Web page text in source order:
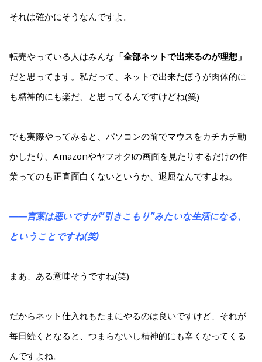
それは確かにそうなんですよ。
転売やっている人はみんな 「全部ネットで出来るのが理想」
だと思ってます。私だって、ネットで出来たほうが肉体的に
も精神的にも楽だ、と思ってるんですけどね(笑)
でも実際やってみると、パソコンの前でマウスをカチカチ動
かしたり、Amazonやヤフオク!の画面を見たりするだけの作
業ってのも正直面白くないというか、退屈なんですよね。
――言葉は悪いですが”引きこもり”みたいな生活になる、
ということですね(笑)
まあ、ある意味そうですね(笑)
だからネット仕入れもたまにやるのは良いですけど、それが
毎日続くとなると、つまらないし精神的にも辛くなってくる
んですよね。